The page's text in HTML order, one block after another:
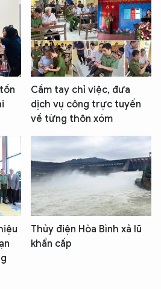
Cầm tay chỉ việc, đưa
dịch vụ công trực tuyến
về từng thôn xóm
Thủy điện Hòa Bình xả lũ
khẩn cấp